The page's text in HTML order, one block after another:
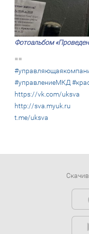
Фотоальбом
==
#управлениеМКД
https://vk.com/uksva
http://sva.myuk.ru
t.me/uksva